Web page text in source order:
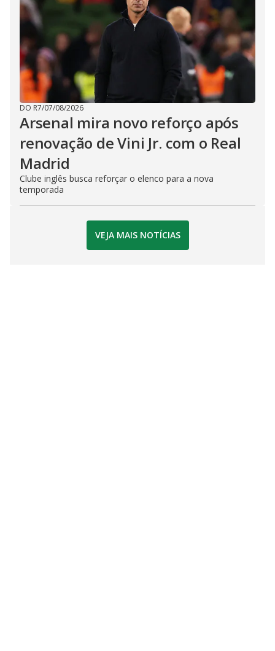
DO R7/07/08/2026
Arsenal mira novo reforço após
renovação de Vini Jr. com o Real
Madrid
Clube inglês busca reforçar o elenco para a nova
temporada
VEJA MAIS NOTÍCIAS